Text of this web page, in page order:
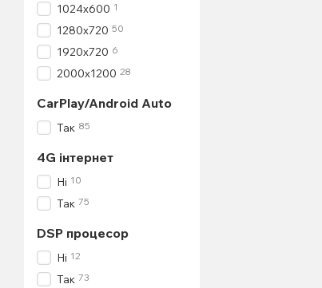
1024х600 1
1280x720 50
1920x720 6
2000x1200 28
CarPlay/Android Auto
Так 85
4G інтернет
Ні 10
Так 75
DSP процесор
Ні 12
Так 73